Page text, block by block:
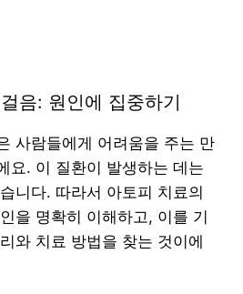
음: 원인에 집중하기
사람들에게 어려움을 주는 만
요. 이 질환이 발생하는 데는
니다. 따라서 아토피 치료의
을 명확히 이해하고, 이를 기
와 치료 방법을 찾는 것이에